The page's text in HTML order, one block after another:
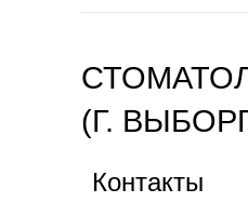
(Г.
Контакты